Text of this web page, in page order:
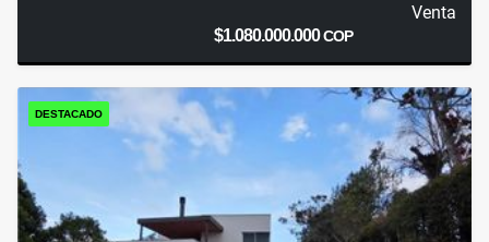
Venta
$1.080.000.000COP
DESTACADO